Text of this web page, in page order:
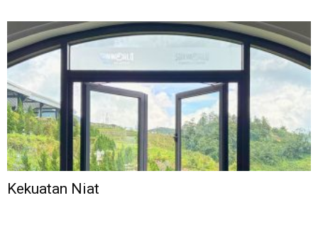
Kekuatan Niat